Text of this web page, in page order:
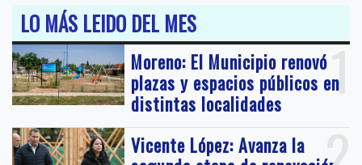
LO MÁS LEIDO DEL MES
1
Moreno: El Municipio renovó
plazas y espacios públicos en
distintas localidades
Vicente López: Avanza la